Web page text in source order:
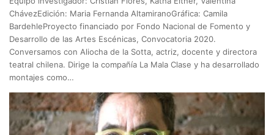
ChávezEdición: Maria Fernanda AltamiranoGráfica: Camila
BardehleProyecto financiado por Fondo Nacional de Fomento y
Desarrollo de las Artes Escénicas, Convocatoria 2020.
Conversamos con Aliocha de la Sotta, actriz, docente y directora
teatral chilena. Dirige la compañía La Mala Clase y ha desarrollado
montajes como…